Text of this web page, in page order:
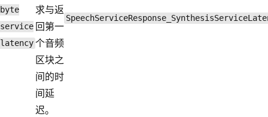
byte
service
latency
求与返
回第一
个音频
区块之
间的时
间延
迟。